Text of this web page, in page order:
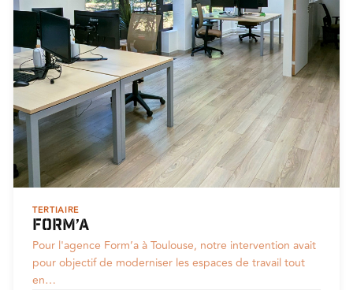
TERTIAIRE
Form’a
Pour l'agence Form’a à Toulouse, notre intervention avait
pour objectif de moderniser les espaces de travail tout
en…